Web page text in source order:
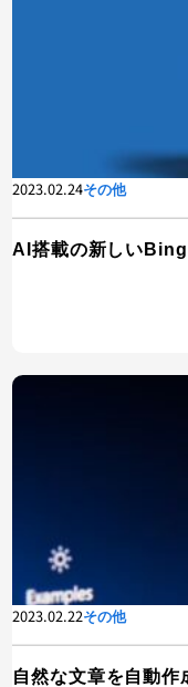
2023.02.24その他
AI搭載の新しい
2023.02.22その他
自然な文章を自動作